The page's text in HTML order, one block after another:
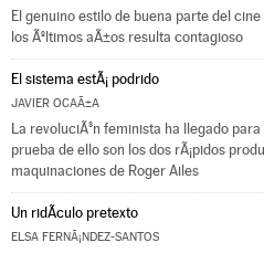
El genuino estilo de buena parte del
los Ãºltimos aÃ±os resulta contagioso
El sistema estÃ¡ podrido
JAVIER OCAÃ±A
La revoluciÃ³n feminista ha llegado
prueba de ello son los dos rÃ¡pidos
maquinaciones de Roger Ailes
Un ridÃ­culo pretexto
ELSA FERNÃ¡NDEZ-SANTOS